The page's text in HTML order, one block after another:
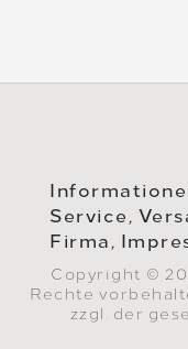
Service,
Firma,
Copyright ©
Rechte
zzgl. der